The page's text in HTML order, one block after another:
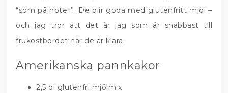
“som på hotell”. De blir goda med glutenfritt mjöl –
och jag tror att det är jag som är snabbast till
frukostbordet när de är klara.
Amerikanska pannkakor
2,5 dl glutenfri mjölmix